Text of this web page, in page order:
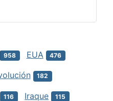
958 EUA 476
182
116 Iraque 115